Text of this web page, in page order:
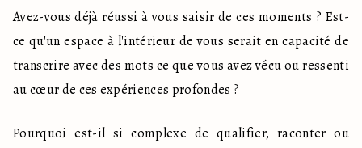
Avez-vous déjà réussi à vous saisir de ces moments ? Est-
ce qu'un espace à l'intérieur de vous serait en capacité de
transcrire avec des mots ce que vous avez vécu ou ressenti
au cœur de ces expériences profondes ?
Pourquoi est-il si complexe de qualifier, raconter ou